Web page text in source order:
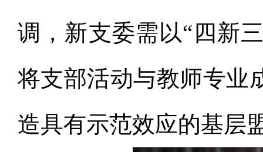
调，新支委需以“四新
将支部活动与教师专业
造具有示范效应的基层